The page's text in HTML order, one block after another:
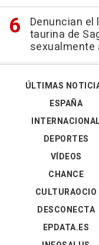
Denuncian
taurina de
sexualmente
ÚLTIMAS
ESPAÑA
DEPORTES
VÍDEOS
CHANCE
CULTURAOCIO
DESCONECTA
EPDATA.ES